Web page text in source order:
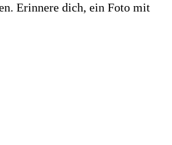
Erinnere dich, ein Foto mit